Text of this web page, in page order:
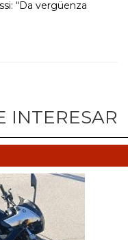
“Da vergüenza
INTERESAR